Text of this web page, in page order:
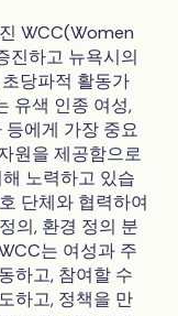
WCC(Women
진하고 뉴욕시의
당파적 활동가
유색 인종 여성,
등에게 가장 중요
원을 제공함으로
노력하고 있습
단체와 협력하여
의, 환경 정의 분
는 여성과 주
하고, 참여할 수
하고, 정책을 만